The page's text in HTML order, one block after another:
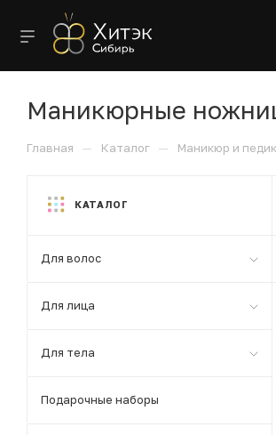
Маникюрные
Главная — Каталог — Маникюр и
КАТАЛОГ
Для волос
Для лица
Для тела
Подарочные наборы